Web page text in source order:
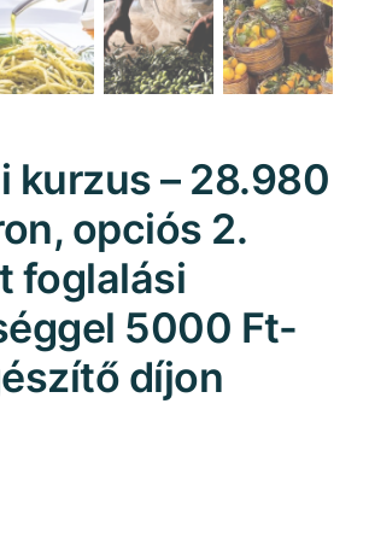
kurzus – 28.980
opciós 2.
foglalási
5000 Ft-
díjon